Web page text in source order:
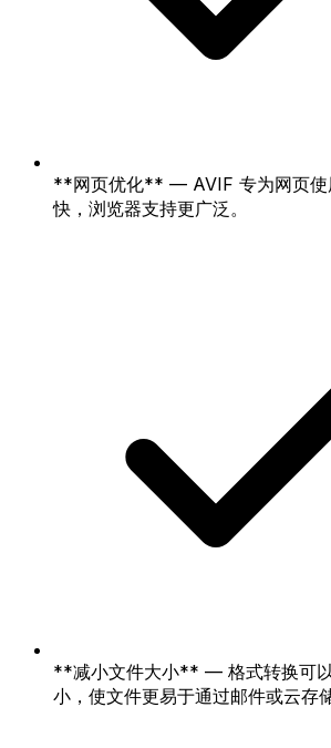
**网页优化** — AVIF 专为网页使
快，浏览器支持更广泛。
**减小文件大小** — 格式转换可
小，使文件更易于通过邮件或云存